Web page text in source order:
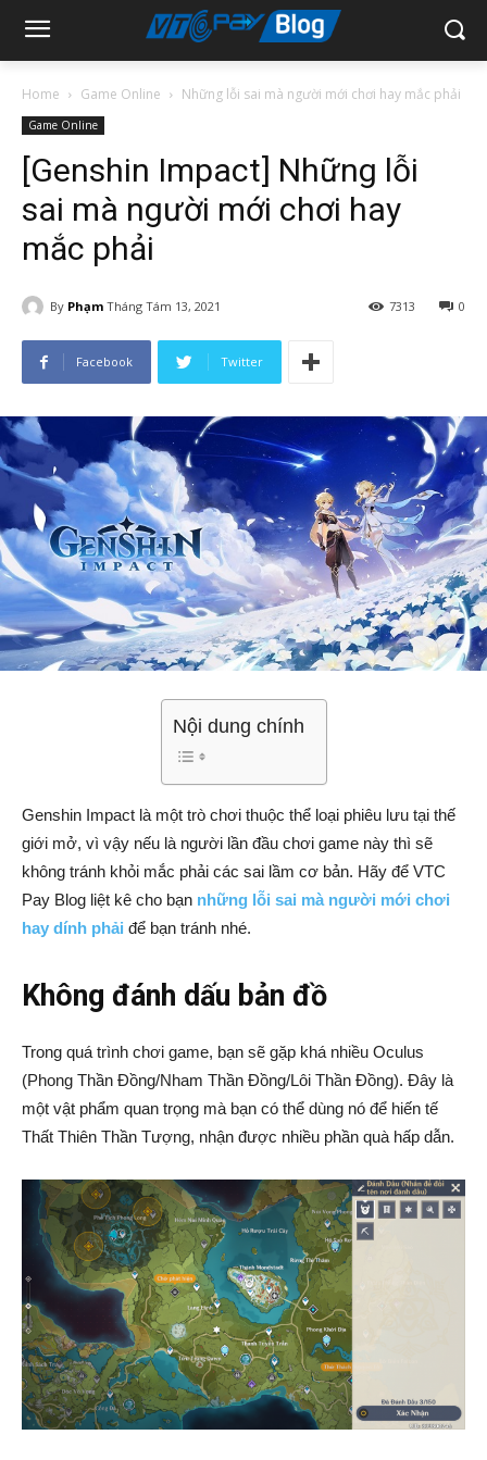
Home Game Online Những lỗi sai mà người mới chơi hay mắc phải
Game Online
[Genshin Impact] Những lỗi
sai mà người mới chơi hay
mắc phải
By Phạm Tháng Tám 13, 2021 0
7313
Facebook Twitter
Nội dung chính
Genshin Impact là một trò chơi thuộc thể loại phiêu lưu tại thế
giới mở, vì vậy nếu là người lần đầu chơi game này thì sẽ
không tránh khỏi mắc phải các sai lầm cơ bản. Hãy để VTC
Pay Blog liệt kê cho bạn những lỗi sai mà người mới chơi
hay dính phải để bạn tránh nhé.
Không đánh dấu bản đồ
Trong quá trình chơi game, bạn sẽ gặp khá nhiều Oculus
(Phong Thần Đồng/Nham Thần Đồng/Lôi Thần Đồng). Đây là
một vật phẩm quan trọng mà bạn có thể dùng nó để hiến tế
Thất Thiên Thần Tượng, nhận được nhiều phần quà hấp dẫn.